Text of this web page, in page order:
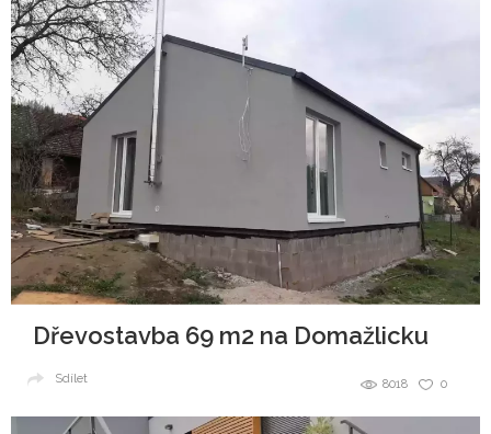
Dřevostavba 69 m2 na Domažlicku
0
8018
Sdílet